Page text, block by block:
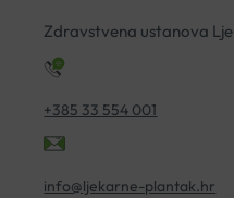
Zdravstvena ustanova
+385 33 554 001
info@ljekarne-plantak.hr